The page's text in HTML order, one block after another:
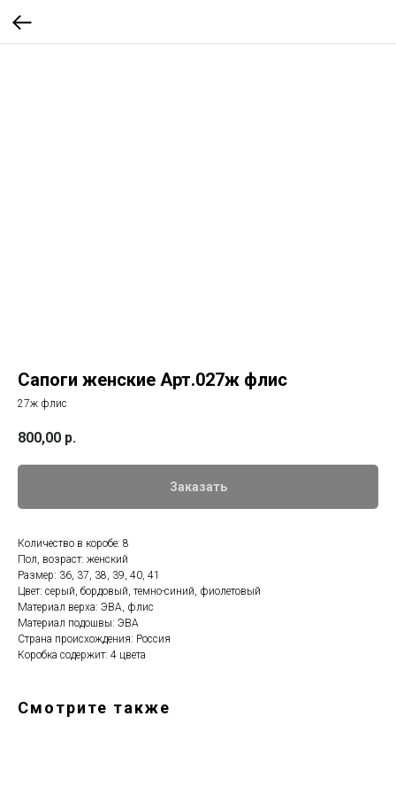
Сапоги женские Арт.027ж флис
27ж флис
800,00 р.
Заказать
Количество в коробе: 8
Пол, возраст: женский
Размер: 36, 37, 38, 39, 40, 41
Цвет: серый, бордовый, темно-синий, фиолетовый
Материал верха: ЭВА, флис
Материал подошвы: ЭВА
Страна происхождения: Россия
Коробка содержит: 4 цвета
Смотрите также